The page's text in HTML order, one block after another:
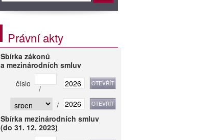
Právní akty
Sbírka zákonů
a mezinárodních smluv
číslo
/
/
Sbírka mezinárodních smluv
(do 31. 12. 2023)